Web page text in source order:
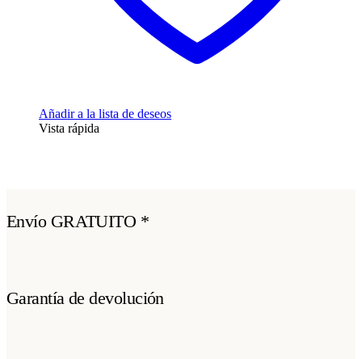
Añadir a la lista de deseos
Vista rápida
Envío GRATUITO *
Garantía de devolución